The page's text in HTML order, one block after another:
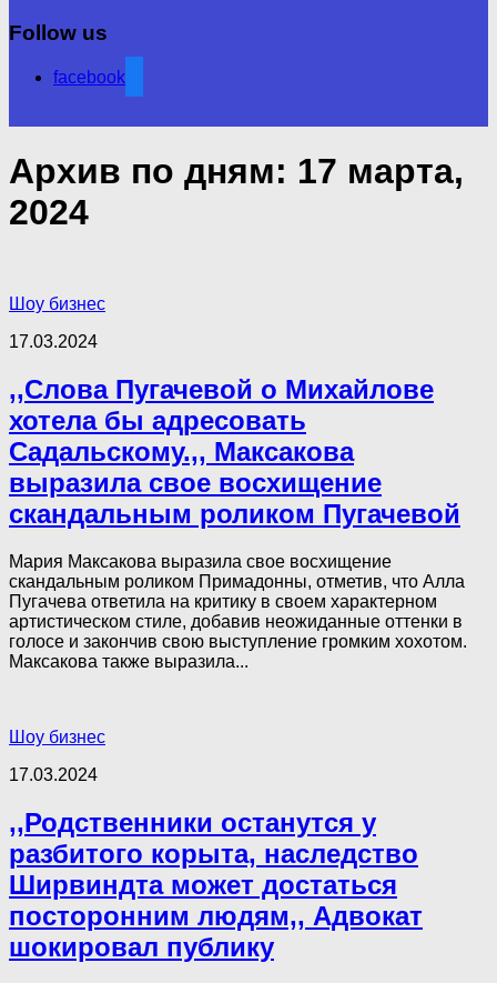
Follow us
facebook
Архив по дням: 17 марта,
2024
Шоу бизнес
17.03.2024
,,Слова Пугачевой о Михайлове
хотела бы адресовать
Садальскому.,, Максакова
выразила свое восхищение
скандальным роликом Пугачевой
Мария Максакова выразила свое восхищение
скандальным роликом Примадонны, отметив, что Алла
Пугачева ответила на критику в своем характерном
артистическом стиле, добавив неожиданные оттенки в
голосе и закончив свою выступление громким хохотом.
Максакова также выразила...
Шоу бизнес
17.03.2024
,,Родственники останутся у
разбитого корыта, наследство
Ширвиндта может достаться
посторонним людям,, Адвокат
шокировал публику